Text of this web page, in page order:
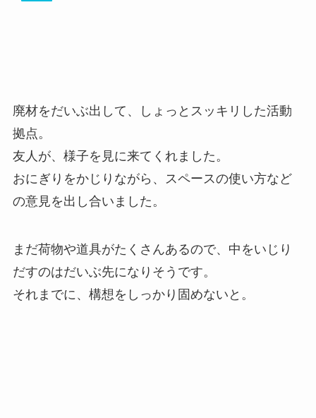
廃材をだいぶ出して、しょっとスッキリした活動
拠点。
友人が、様子を見に来てくれました。
おにぎりをかじりながら、スペースの使い方など
の意見を出し合いました。
まだ荷物や道具がたくさんあるので、中をいじり
だすのはだいぶ先になりそうです。
それまでに、構想をしっかり固めないと。